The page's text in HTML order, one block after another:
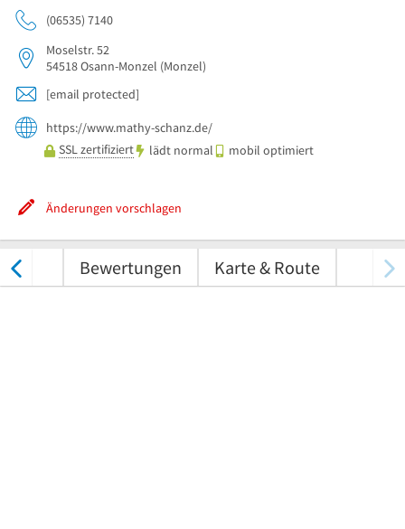
(06535) 7140
Moselstr. 52
54518Osann-Monzel (Monzel)
[email protected]
https://www.mathy-schanz.de/
SSL zertifiziert
lädt normal mobil optimiert
Änderungen vorschlagen
Bewertungen Karte & Route